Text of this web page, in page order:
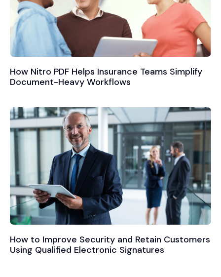
How Nitro PDF Helps Insurance Teams Simplify
Document-Heavy Workflows
How to Improve Security and Retain Customers
Using Qualified Electronic Signatures